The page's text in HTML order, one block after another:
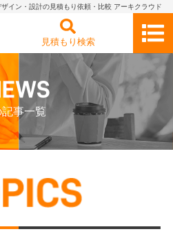
イン・設計の見積もり依頼・比較 アーキクラウド
見積もり検索
記事一覧